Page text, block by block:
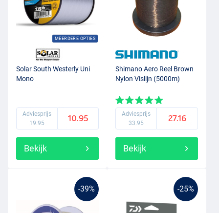
MEERDERE OPTIES
Solar South Westerly Uni
Mono
Adviesprijs
19.95
10.95
Bekijk
Shimano Aero Reel Brown
Nylon Vislijn (5000m)
Adviesprijs
33.95
27.16
Bekijk
-39% -25%